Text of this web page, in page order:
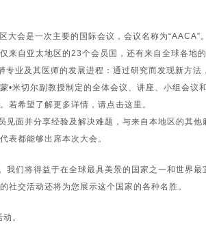
会是一次主要的国际会议，会议名称为“AACA”
来自亚太地区的23个会员国，还有来自全球各地的
业及其医师的发展进程：通过研究而发现新方法
•米切尔副教授制定的全体会议、讲座、小组会议
若希望了解更多详情，请点击这里。
面并分享经验及解决难题，与来自本地区的其他
表都能够出席本次大会。
们将得益于在全球最具美景的国家之一和世界最
社交活动还将为您展示这个国家的各种名胜。
。